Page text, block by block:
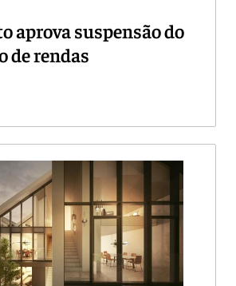
aprova suspensão do
de rendas